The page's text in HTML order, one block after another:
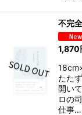
不完
1,870
たた
開い
ロの
仕事…